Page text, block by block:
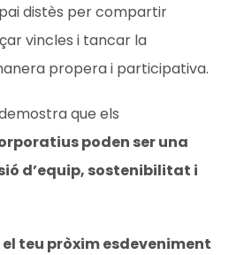
distès per compartir
vincles i tancar la
propera i participativa.
que els
poden ser una
d’equip, sostenibilitat i
teu pròxim esdeveniment